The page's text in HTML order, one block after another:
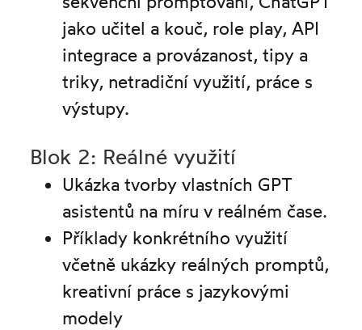
jako učitel a kouč, role play, API
integrace a provázanost, tipy a
triky, netradiční využití, práce s
výstupy.
Blok 2: Reálné využití
Ukázka tvorby vlastních GPT
asistentů na míru v reálném čase.
Příklady konkrétního využití
včetně ukázky reálných promptů,
kreativní práce s jazykovými
modely